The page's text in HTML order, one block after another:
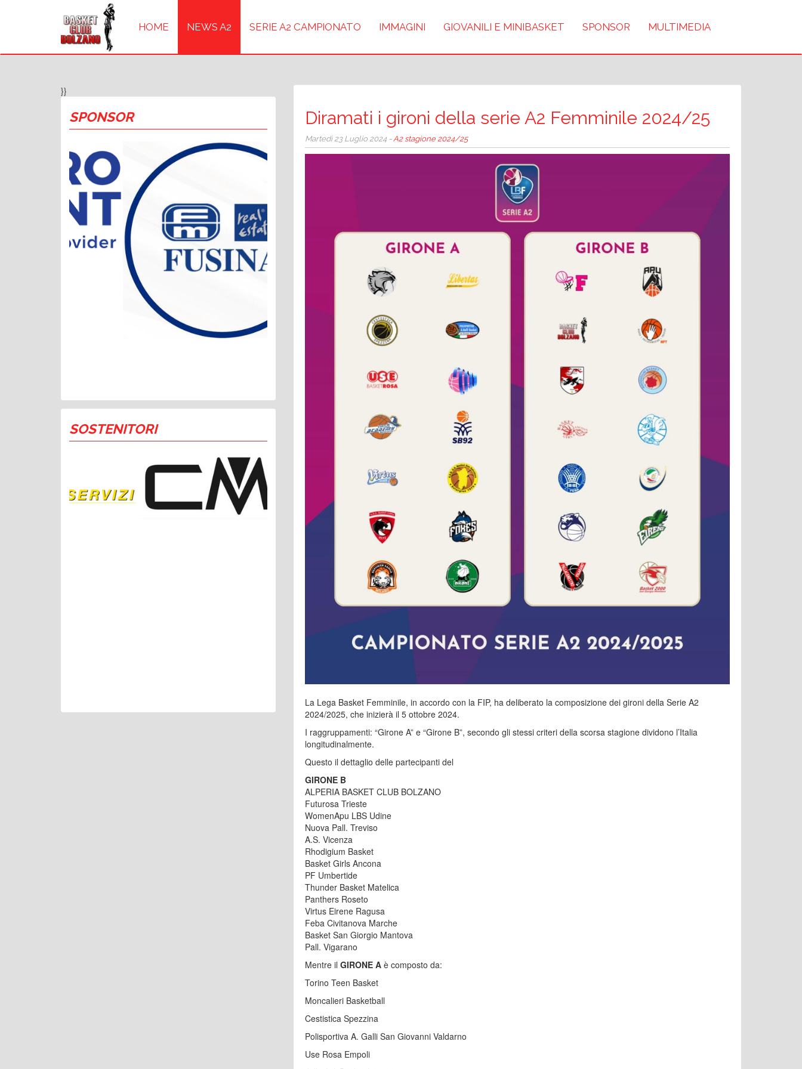
HOME NEWS A2 SERIE A2 CAMPIONATO IMMAGINI GIOVANILI E MINIBASKET SPONSOR MULTIMEDIA
}}
SPONSOR
SOSTENITORI
Diramati i gironi della serie A2 Femminile 2024/25
Martedì 23 Luglio 2024 -A2 stagione 2024/25
La Lega Basket Femminile, in accordo con la FIP, ha deliberato la composizione dei gironi della Serie A2
2024/2025, che inizierà il 5 ottobre 2024.
I raggruppamenti: “Girone A” e “Girone B”, secondo gli stessi criteri della scorsa stagione dividono l’Italia
longitudinalmente.
Questo il dettaglio delle partecipanti del
GIRONE B
ALPERIA BASKET CLUB BOLZANO
Futurosa Trieste
WomenApu LBS Udine
Nuova Pall. Treviso
A.S. Vicenza
Rhodigium Basket
Basket Girls Ancona
PF Umbertide
Thunder Basket Matelica
Panthers Roseto
Virtus Eirene Ragusa
Feba Civitanova Marche
Basket San Giorgio Mantova
Pall. Vigarano
Mentre il GIRONE A è composto da:
Torino Teen Basket
Moncalieri Basketball
Cestistica Spezzina
Polisportiva A. Galli San Giovanni Valdarno
Use Rosa Empoli